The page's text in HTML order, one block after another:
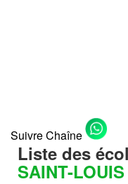
Suivre Chaîne
Liste des
SAINT-LOUIS